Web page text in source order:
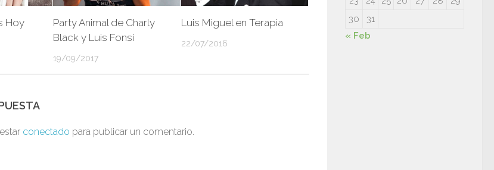
Hoy
Party Animal de Charly
Black y Luis Fonsi
19/09/2017
Luis Miguel en Terapia
22/07/2016
conectado para publicar un comentario.
30
31
« Feb